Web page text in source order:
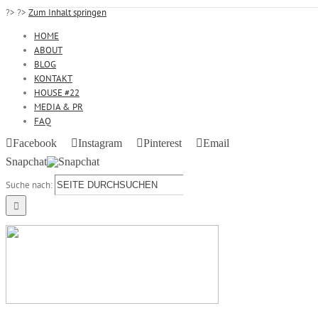
?> ?> Zum Inhalt springen
HOME
ABOUT
BLOG
KONTAKT
HOUSE #22
MEDIA & PR
FAQ
Facebook
Instagram Pinterest
Email
Snapchat
Suche nach: